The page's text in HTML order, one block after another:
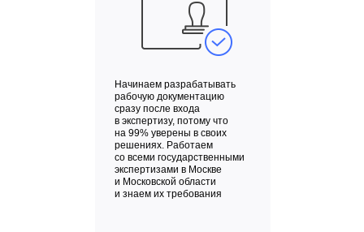
Начинаем разрабатывать
рабочую документацию
сразу после входа
в экспертизу, потому что
на 99% уверены в своих
решениях. Работаем
со всеми государственными
экспертизами в Москве
и Московской области
и знаем их требования